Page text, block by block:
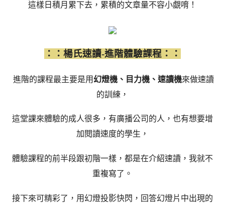
這樣日積月累下去，累積的文章量不容小覷唷！
：：楊氏速讀-進階體驗課程：：
進階的課程最主要是用 幻燈機、目力機、速讀機來做速讀
的訓練，
這堂課來體驗的成人很多，有廣播公司的人，也有想要增
加閱讀速度的學生，
體驗課程的前半段跟初階一樣，都是在介紹速讀，我就不
重複寫了。
接下來可精彩了，用幻燈投影快閃，回答幻燈片中出現的